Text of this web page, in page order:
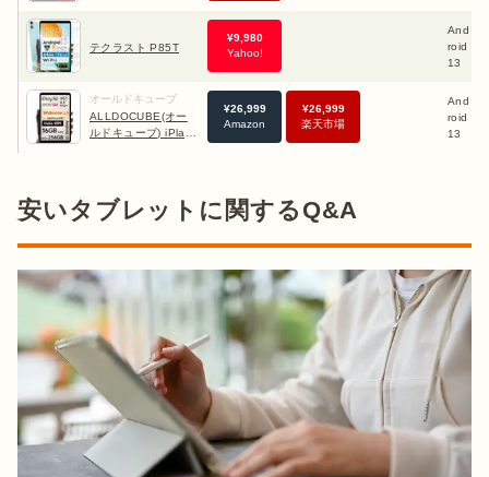
テクラスト P85T
¥9,980
Yahoo!
And
roid
13
オールドキューブ
ALLDOCUBE(オー
ルドキューブ) iPlay
¥26,999
Amazon
¥26,999
楽天市場
And
roid
13
安いタブレットに関するQ&A